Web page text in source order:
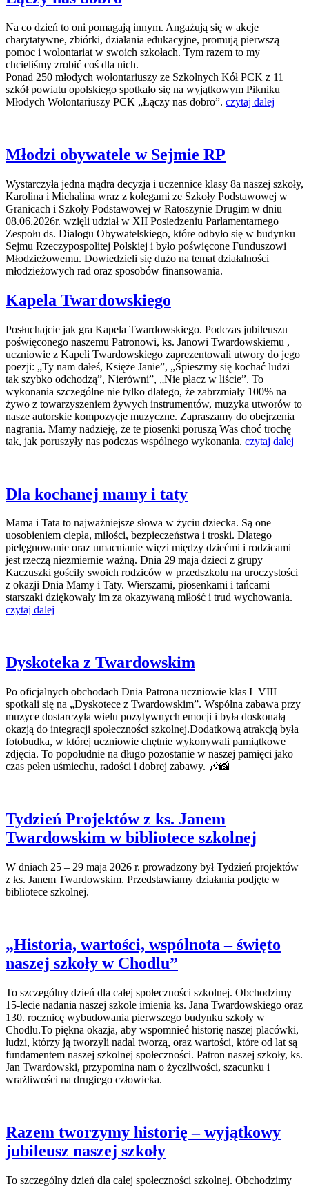
Na co dzień to oni pomagają innym. Angażują się w akcje
charytatywne, zbiórki, działania edukacyjne, promują pierwszą
pomoc i wolontariat w swoich szkołach. Tym razem to my
chcieliśmy zrobić coś dla nich.
Ponad 250 młodych wolontariuszy ze Szkolnych Kół PCK z 11
szkół powiatu opolskiego spotkało się na wyjątkowym Pikniku
Młodych Wolontariuszy PCK „Łączy nas dobro”. czytaj dalej
Młodzi obywatele w Sejmie RP
Wystarczyła jedna mądra decyzja i uczennice klasy 8a naszej szkoły,
Karolina i Michalina wraz z kolegami ze Szkoły Podstawowej w
Granicach i Szkoły Podstawowej w Ratoszynie Drugim w dniu
08.06.2026r. wzięli udział w XII Posiedzeniu Parlamentarnego
Zespołu ds. Dialogu Obywatelskiego, które odbyło się w budynku
Sejmu Rzeczypospolitej Polskiej i było poświęcone Funduszowi
Młodzieżowemu. Dowiedzieli się dużo na temat działalności
młodzieżowych rad oraz sposobów finansowania.
Kapela Twardowskiego
Posłuchajcie jak gra Kapela Twardowskiego. Podczas jubileuszu
poświęconego naszemu Patronowi, ks. Janowi Twardowskiemu ,
uczniowie z Kapeli Twardowskiego zaprezentowali utwory do jego
poezji: „Ty nam dałeś, Księże Janie”, „Śpieszmy się kochać ludzi
tak szybko odchodzą”, Nierówni”, „Nie płacz w liście”. To
wykonania szczególne nie tylko dlatego, że zabrzmiały 100% na
żywo z towarzyszeniem żywych instrumentów, muzyka utworów to
nasze autorskie kompozycje muzyczne. Zapraszamy do obejrzenia
nagrania. Mamy nadzieję, że te piosenki poruszą Was choć trochę
tak, jak poruszyły nas podczas wspólnego wykonania. czytaj dalej
Dla kochanej mamy i taty
Mama i Tata to najważniejsze słowa w życiu dziecka. Są one
uosobieniem ciepła, miłości, bezpieczeństwa i troski. Dlatego
pielęgnowanie oraz umacnianie więzi między dziećmi i rodzicami
jest rzeczą niezmiernie ważną. Dnia 29 maja dzieci z grupy
Kaczuszki gościły swoich rodziców w przedszkolu na uroczystości
z okazji Dnia Mamy i Taty. Wierszami, piosenkami i tańcami
starszaki dziękowały im za okazywaną miłość i trud wychowania.
czytaj dalej
Dyskoteka z Twardowskim
Po oficjalnych obchodach Dnia Patrona uczniowie klas I–VIII
spotkali się na „Dyskotece z Twardowskim”. Wspólna zabawa przy
muzyce dostarczyła wielu pozytywnych emocji i była doskonałą
okazją do integracji społeczności szkolnej.Dodatkową atrakcją była
fotobudka, w której uczniowie chętnie wykonywali pamiątkowe
zdjęcia. To popołudnie na długo pozostanie w naszej pamięci jako
czas pełen uśmiechu, radości i dobrej zabawy. 🎶📸
Tydzień Projektów z ks. Janem
Twardowskim w bibliotece szkolnej
W dniach 25 – 29 maja 2026 r. prowadzony był Tydzień projektów
z ks. Janem Twardowskim. Przedstawiamy działania podjęte w
bibliotece szkolnej.
„Historia, wartości, wspólnota – święto
naszej szkoły w Chodlu”
To szczególny dzień dla całej społeczności szkolnej. Obchodzimy
15-lecie nadania naszej szkole imienia ks. Jana Twardowskiego oraz
130. rocznicę wybudowania pierwszego budynku szkoły w
Chodlu.To piękna okazja, aby wspomnieć historię naszej placówki,
ludzi, którzy ją tworzyli nadal tworzą, oraz wartości, które od lat są
fundamentem naszej szkolnej społeczności. Patron naszej szkoły, ks.
Jan Twardowski, przypomina nam o życzliwości, szacunku i
wrażliwości na drugiego człowieka.
Razem tworzymy historię – wyjątkowy
jubileusz naszej szkoły
To szczególny dzień dla całej społeczności szkolnej. Obchodzimy